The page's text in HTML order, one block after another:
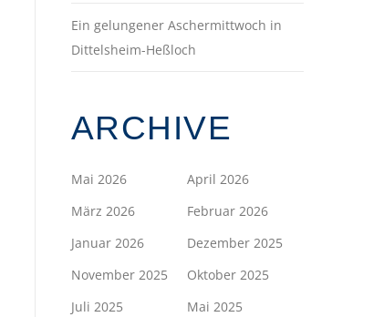
Ein gelungener Aschermittwoch in
Dittelsheim-Heßloch
ARCHIVE
Mai 2026
April 2026
März 2026
Februar 2026
Januar 2026
Dezember 2025
November 2025
Oktober 2025
Juli 2025
Mai 2025